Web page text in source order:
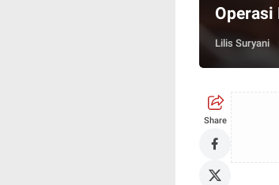
Operasi
Lilis Suryani
Share